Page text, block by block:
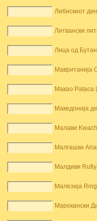
Либискиот
Литвански
Лица од
Мавританија
Макао Pataca
Македонија
Малави
Малгашки
Малдиви
Малезија
Марокански